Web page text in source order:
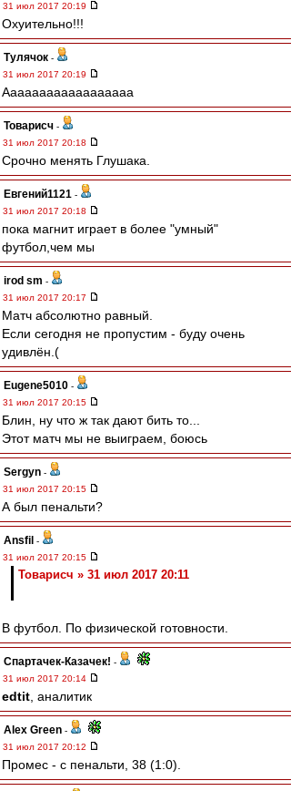
31 июл 2017 20:19
Охуительно!!!
Тулячок -
31 июл 2017 20:19
Аааааааааааааааааа
Товарисч -
31 июл 2017 20:18
Срочно менять Глушака.
Евгений1121 -
31 июл 2017 20:18
пока магнит играет в более "умный"
футбол,чем мы
irod sm -
31 июл 2017 20:17
Матч абсолютно равный.
Если сегодня не пропустим - буду очень
удивлён.(
Eugene5010 -
31 июл 2017 20:15
Блин, ну что ж так дают бить то...
Этот матч мы не выиграем, боюсь
Sergyn -
31 июл 2017 20:15
А был пенальти?
Ansfil -
31 июл 2017 20:15
Товарисч » 31 июл 2017 20:11
В футбол. По физической готовности.
Спартачек-Казачек! -
31 июл 2017 20:14
edtit , аналитик
Alex Green -
31 июл 2017 20:12
Промес - с пенальти, 38 (1:0).